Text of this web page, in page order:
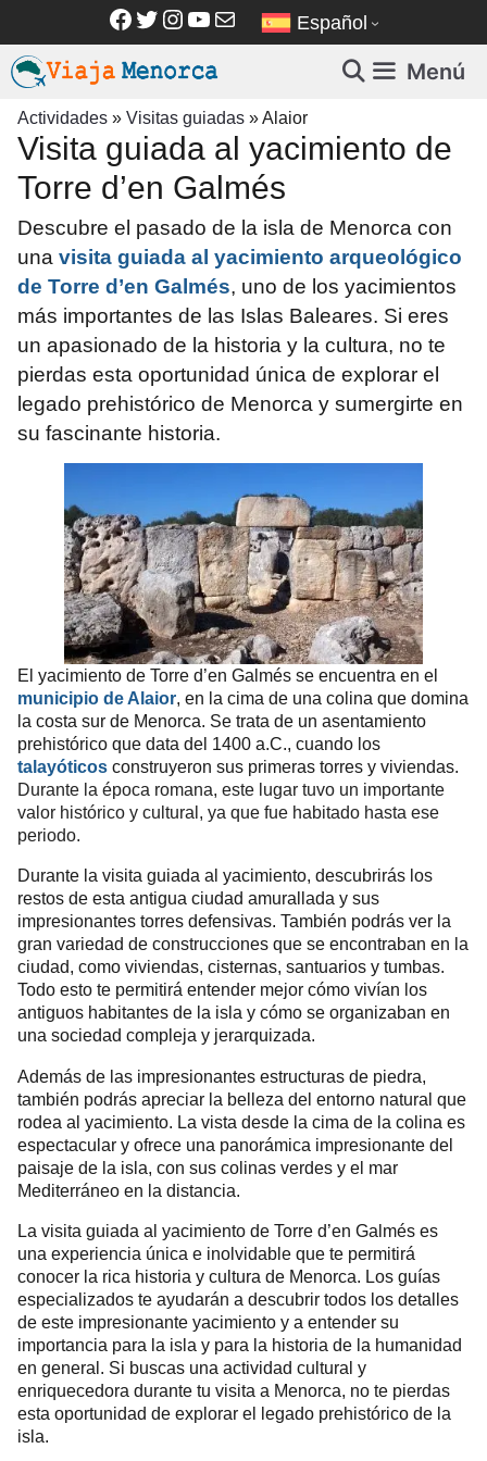
contenido
Facebook
Twitter
Instagram
YouTube
Correo electrónico
Español
Menú
Actividades » Visitas guiadas »Alaior
Visita guiada al yacimiento de
Torre d’en Galmés
Descubre el pasado de la isla de Menorca con
una visita guiada al yacimiento arqueológico
de Torre d’en Galmés, uno de los yacimientos
más importantes de las Islas Baleares. Si eres
un apasionado de la historia y la cultura, no te
pierdas esta oportunidad única de explorar el
legado prehistórico de Menorca y sumergirte en
su fascinante historia.
El yacimiento de Torre d’en Galmés se encuentra en el
municipio de Alaior, en la cima de una colina que domina
la costa sur de Menorca. Se trata de un asentamiento
prehistórico que data del 1400 a.C., cuando los
talayóticos construyeron sus primeras torres y viviendas.
Durante la época romana, este lugar tuvo un importante
valor histórico y cultural, ya que fue habitado hasta ese
periodo.
Durante la visita guiada al yacimiento, descubrirás los
restos de esta antigua ciudad amurallada y sus
impresionantes torres defensivas. También podrás ver la
gran variedad de construcciones que se encontraban en la
ciudad, como viviendas, cisternas, santuarios y tumbas.
Todo esto te permitirá entender mejor cómo vivían los
antiguos habitantes de la isla y cómo se organizaban en
una sociedad compleja y jerarquizada.
Además de las impresionantes estructuras de piedra,
también podrás apreciar la belleza del entorno natural que
rodea al yacimiento. La vista desde la cima de la colina es
espectacular y ofrece una panorámica impresionante del
paisaje de la isla, con sus colinas verdes y el mar
Mediterráneo en la distancia.
La visita guiada al yacimiento de Torre d’en Galmés es
una experiencia única e inolvidable que te permitirá
conocer la rica historia y cultura de Menorca. Los guías
especializados te ayudarán a descubrir todos los detalles
de este impresionante yacimiento y a entender su
importancia para la isla y para la historia de la humanidad
en general. Si buscas una actividad cultural y
enriquecedora durante tu visita a Menorca, no te pierdas
esta oportunidad de explorar el legado prehistórico de la
isla.